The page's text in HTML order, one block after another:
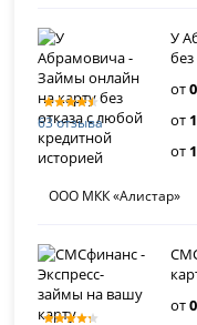
63 отзыва
У
от0
от
от 1
ООО МКК «Алистар»
от0